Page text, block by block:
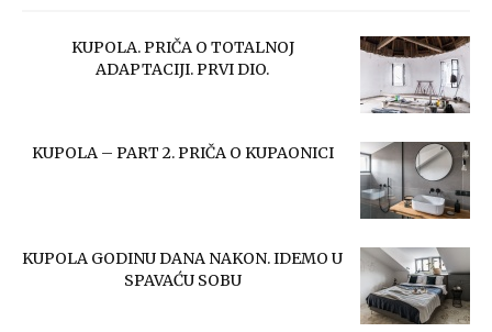
KUPOLA. PRIČA O TOTALNOJ
ADAPTACIJI. PRVI DIO.
KUPOLA – PART 2. PRIČA O KUPAONICI
KUPOLA GODINU DANA NAKON. IDEMO U
SPAVAĆU SOBU